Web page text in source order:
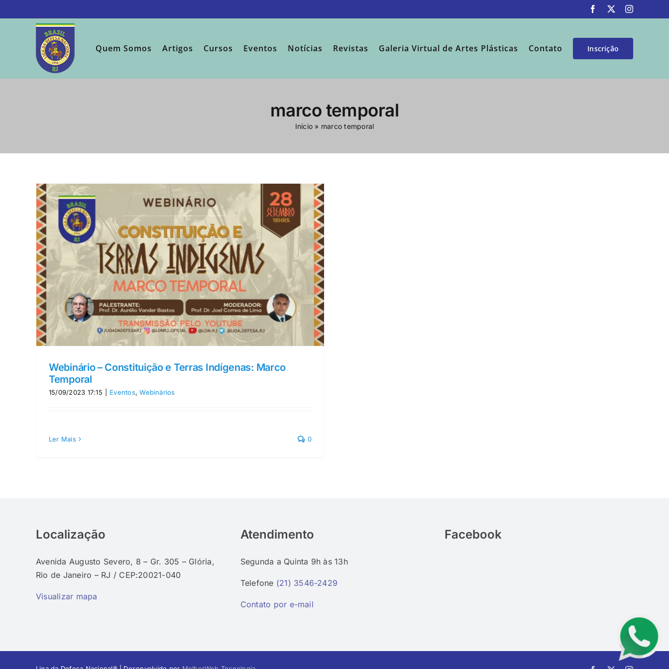
para
Facebook
X Instagram
Quem Somos Artigos Cursos Eventos Notícias Revistas Galeria Virtual de Artes Plásticas Contato Inscrição
marco temporal
Início » marco temporal
Webinário – Constituição e Terras Indígenas: Marco
Temporal
15/09/2023 17:15 Eventos,Webinários
Ler Mais 0
Localização
Avenida Augusto Severo, 8 – Gr. 305 – Glória,
Rio de Janeiro – RJ / CEP:20021-040
Visualizar mapa
Atendimento
Segunda a Quinta 9h às 13h
Telefone (21) 3546-2429
Contato por e-mail
Facebook